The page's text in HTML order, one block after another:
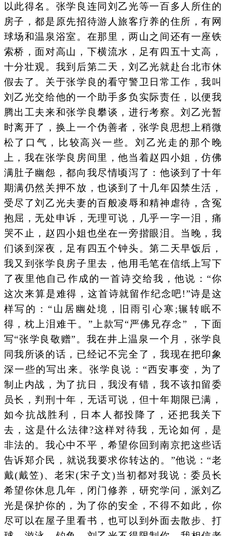
以此得名。张学良连同刘乙光等一百多人所住的
房子，都是原先招待游人旅客疗养的住所，有网
球场和温泉浴室。在那里，两山之间还有一座铁
索桥，面对高山，下横流水，足有四五十丈高，
十分壮观。我到后第二天，刘乙光就赴台北市休
假去了。关于张学良的看守警卫日常工作，我叫
刘乙光交给他的一个助手多负实际责任，以便我
腾出工夫来和张学良攀谈，进行考察。刘乙光暂
时离开了，换上一个伪善者，张学良思想上稍微
松了口气，比较高兴一些。刘乙光走的那个晚
上，我在张学良房间里，他当着赵四小姐，仿佛
满肚子幽怨，都向我尽情顷泻了：他谈到了十年
期满仍然关押不放，也谈到了十几年囚禁生活，
受尽了刘乙光夫妻的百般凌辱和精神虐待，含冤
抱屈，无处申诉，无理可说，几乎一字一泪，痛
哭不止，赵四小姐也坐在一旁揩眼泪。当晚，我
们谈到深夜，足有四五个钟头。第二天早饭后，
我又到张学良房子里去，他用毛笔在信纸上写下
了夜里他自己作成的一首诗交给我，他说：“你
这次来算是难得，这首诗就留作纪念吧!”诗是这
样写的：“山居幽处境，旧雨引心寒;辗转眠不
得，枕上泪难干。”上款写“严佛兄存念” ，下面
写“张学良敬赠”。我在井上温泉一个月，张学良
同我所谈的话，已经记不完全了，我现在把印象
深一些的写出来。张学良说：“西安事变，为了
制止内战，为了抗日，我没有错，我不该扣留委
员长，判刑十年，无话可说，但十年期限已满，
如今抗战胜利，日本人都投降了，还把我关下
去，这是什么法律?这样对待我，无论如何，是
非法的。我心中不平，希望你回到南京把这些话
告诉郑介民，就说我要求你转达的。”他说：“老
戴(戴笠)、老宋(宋子文)当初都对我说：委员长
希望你休息几年，闭门修养，研究学问，派刘乙
光是保护你的，为了你的安全，不得不如此，你
尽可以在屋子里看书，也可以到外面去散步、打